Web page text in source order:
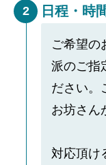
2 日程・時
ご希望の
派のご指
ださい。
お坊さん
対応頂け